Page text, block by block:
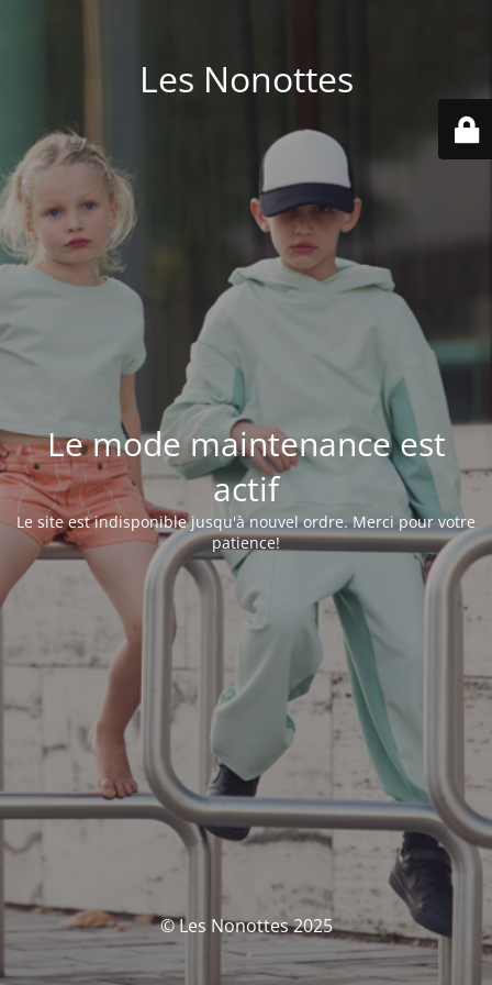
Les Nonottes
Le mode maintenance est
actif
Le site est indisponible jusqu'à nouvel ordre. Merci pour votre
patience!
© Les Nonottes 2025